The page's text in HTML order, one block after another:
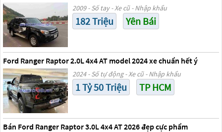
2009 - Số tay - Xe cũ - Nhập khẩu
182 Triệu Yên Bái
Ford Ranger Raptor 2.0L 4x4 AT model 2024 xe chuẩn hết ý
2024 - Số tự động - Xe cũ - Nhập khẩu
1 Tỷ 50 Triệu TP HCM
Bán Ford Ranger Raptor 3.0L 4x4 AT 2026 đẹp cực phẩm